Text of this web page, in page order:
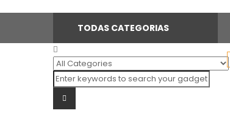
TODAS CATEGORIAS